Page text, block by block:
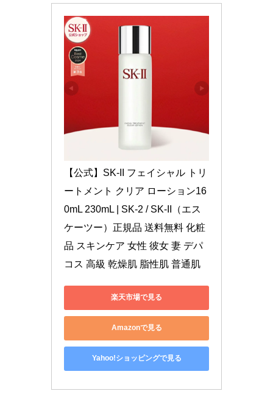
【公式】SK-II フェイシャル トリ
ートメント クリア ローション16
0mL 230mL | SK-2 / SK-II（エス
ケーツー）正規品 送料無料 化粧
品 スキンケア 女性 彼女 妻 デパ
コス 高級 乾燥肌 脂性肌 普通肌
楽天市場で見る
Amazonで見る
Yahoo!ショッピングで見る